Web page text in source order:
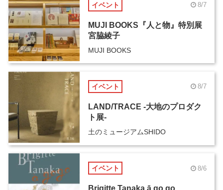
イベント 8/7
MUJI BOOKS『人と物』特別展
宮脇綾子
MUJI BOOKS
イベント 8/7
LAND/TRACE -大地のプロダク
ト展-
土のミュージアムSHIDO
イベント 8/6
Brigitte Tanaka ā go go